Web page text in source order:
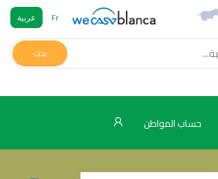
Fr عربية
بحث
حساب المواطن